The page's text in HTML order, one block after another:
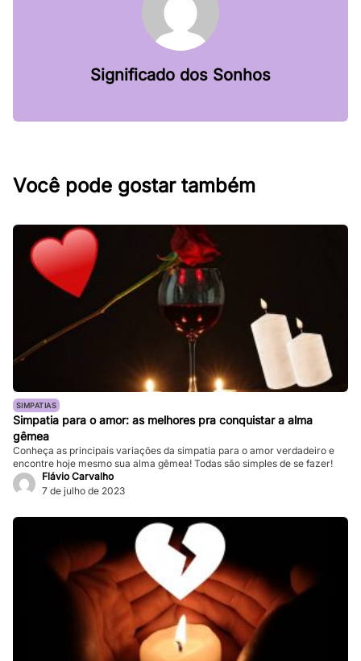
Significado dos Sonhos
Você pode gostar também
SIMPATIAS
Simpatia para o amor: as melhores pra conquistar a alma
gêmea
Conheça as principais variações da simpatia para o amor verdadeiro e
encontre hoje mesmo sua alma gêmea! Todas são simples de se fazer!
Flávio Carvalho
7 de julho de 2023